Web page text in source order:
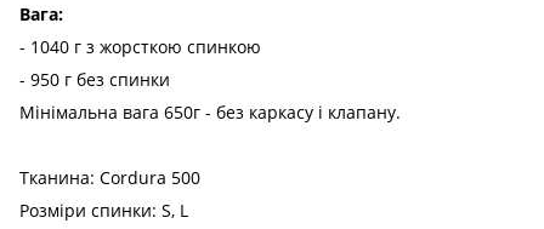
Вага:
- 1040 г з жорсткою спинкою
- 950 г без спинки
Мінімальна вага 650г - без каркасу і клапану.
Тканина: Cordura 500
Розміри спинки: S, L